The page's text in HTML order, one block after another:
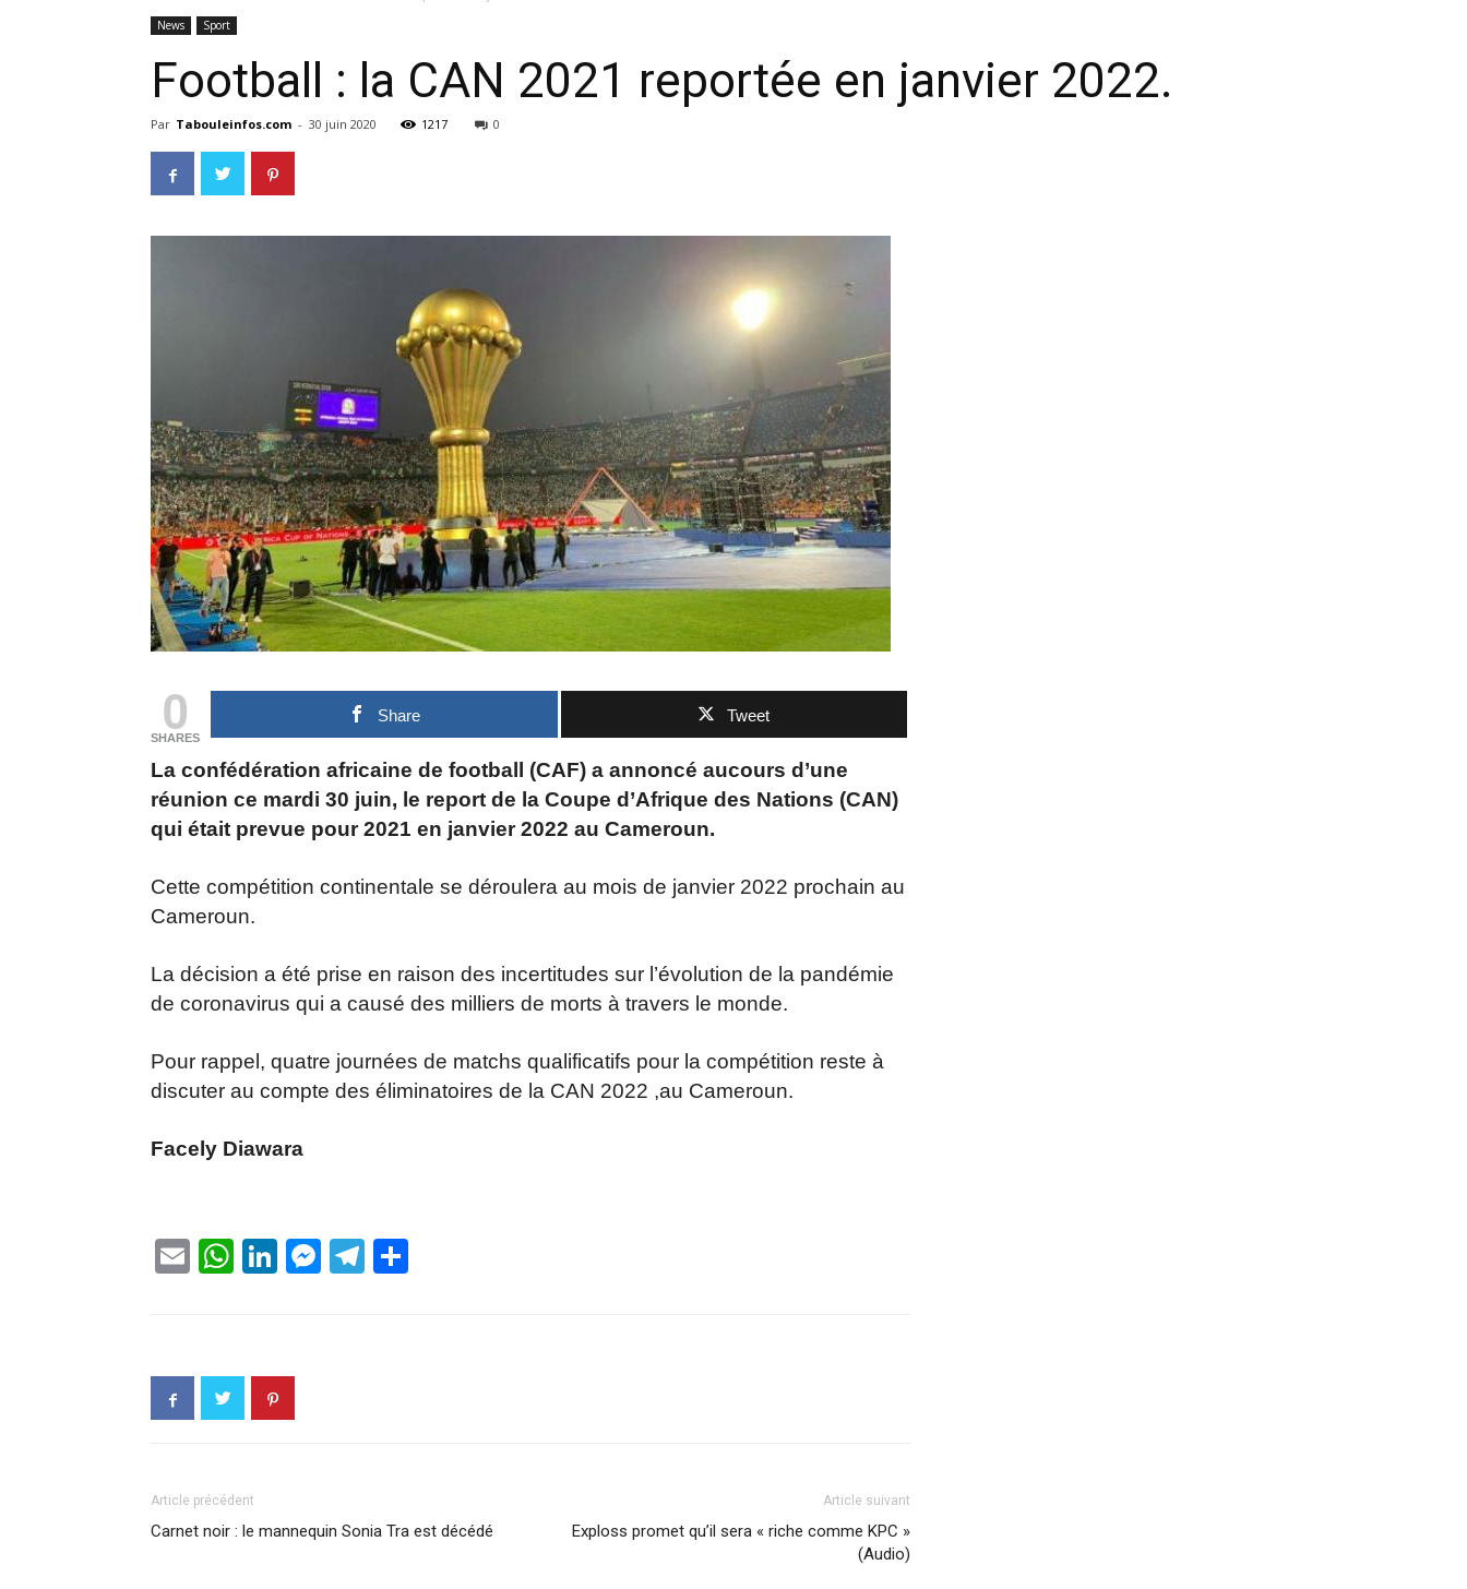
News Sport
Football : la CAN 2021 reportée en janvier 2022.
Par Tabouleinfos.com - 30 juin 2020 1217 0
0
SHARES
Share Tweet
La confédération africaine de football (CAF) a annoncé aucours d’une
réunion ce mardi 30 juin, le report de la Coupe d’Afrique des Nations (CAN)
qui était prevue pour 2021 en janvier 2022 au Cameroun.
Cette compétition continentale se déroulera au mois de janvier 2022 prochain au
Cameroun.
La décision a été prise en raison des incertitudes sur l’évolution de la pandémie
de coronavirus qui a causé des milliers de morts à travers le monde.
Pour rappel, quatre journées de matchs qualificatifs pour la compétition reste à
discuter au compte des éliminatoires de la CAN 2022 ,au Cameroun.
Facely Diawara
EmailWhatsApp
LinkedIn
Messenger
Telegram
Article précédent
Carnet noir : le mannequin Sonia Tra est décédé
Article suivant
Exploss promet qu’il sera « riche comme KPC »
(Audio)